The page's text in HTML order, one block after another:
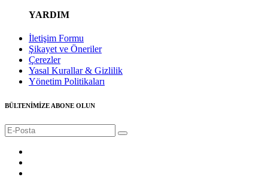
YARDIM
İletişim Formu
Şikayet ve Öneriler
Çerezler
Yasal Kurallar & Gizlilik
Yönetim Politikaları
BÜLTENİMİZE ABONE OLUN